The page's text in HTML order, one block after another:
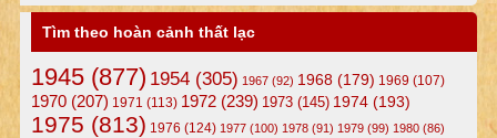
Tìm theo hoàn cảnh thất lạc
1945(877) 1954(305) 1967(92) 1968(179) 1969 (107)
1970(207) 1971 (113) 1972(239) 1973(145) 1974(193)
1975 (813) 1976 (124) 1977(100) 1978(91) 1979(99) 1980(86)